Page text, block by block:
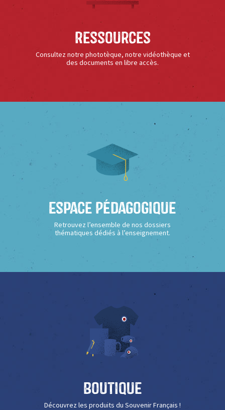
Ressources
Consultez notre phototèque, notre vidéothèque et
des documents en libre accès.
Espace Pédagogique
Retrouvez l’ensemble de nos dossiers
thématiques dédiés à l’enseignement.
Boutique
Découvrez les produits du Souvenir Français !